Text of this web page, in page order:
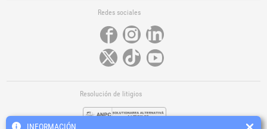
Redes sociales
Resolución de litigios
INFORMACIÓN